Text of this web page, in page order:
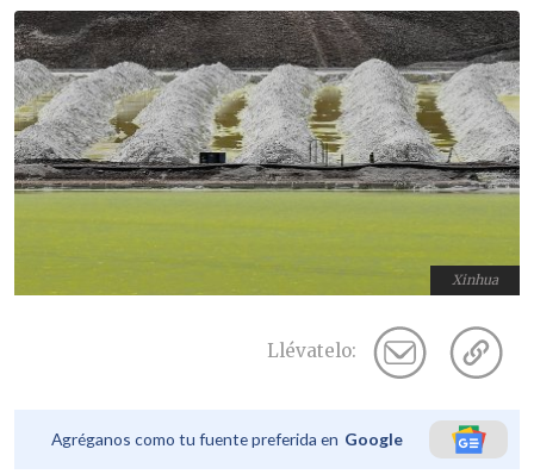
Xinhua
Llévatelo:
Agréganos como tu fuente preferida en Google